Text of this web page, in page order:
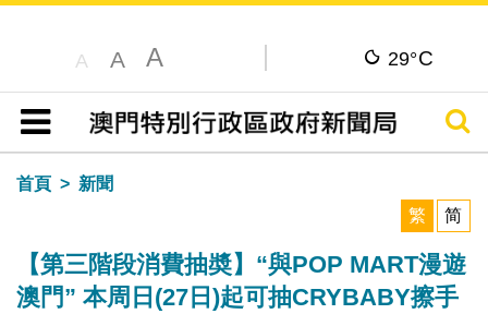
A A A 29°C
目錄
搜尋
首頁
新聞
繁
简
【第三階段消費抽奬】“與POP MART漫遊
澳門” 本周日(27日)起可抽CRYBABY擦手